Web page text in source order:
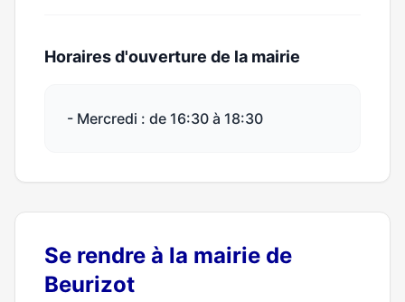
Horaires d'ouverture de la mairie
- Mercredi : de 16:30 à 18:30
Se rendre à la mairie de
Beurizot